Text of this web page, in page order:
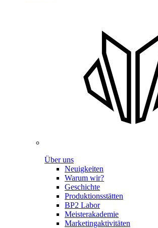
Über uns
Neuigkeiten
Warum wir?
Geschichte
Produktionsstätten
BP2 Labor
Meisterakademie
Marketingaktivitäten